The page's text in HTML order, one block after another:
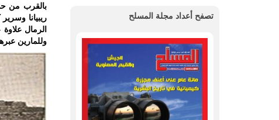
بالقرب من
ريبيانا
الرمال
وللمارين
تصفح أعداد مجلة المسلح